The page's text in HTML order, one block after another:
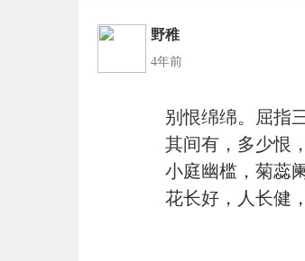
野稚
4年前
别恨绵绵。屈指
其间有，多少恨
小庭幽槛，菊蕊
花长好，人长健